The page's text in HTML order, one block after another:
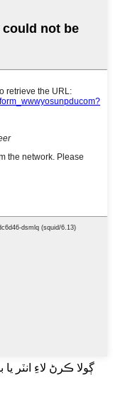
ڳولا ڪرڻ لاءِ انٽر